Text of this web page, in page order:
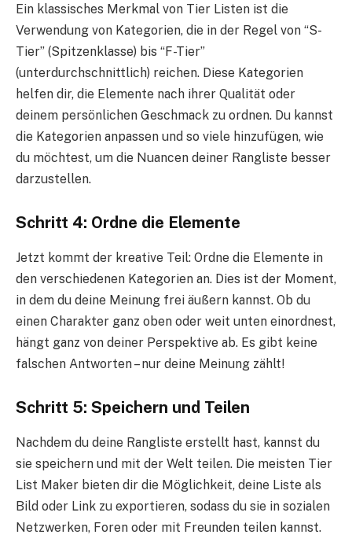
Ein klassisches Merkmal von Tier Listen ist die
Verwendung von Kategorien, die in der Regel von “S-
Tier” (Spitzenklasse) bis “F-Tier”
(unterdurchschnittlich) reichen. Diese Kategorien
helfen dir, die Elemente nach ihrer Qualität oder
deinem persönlichen Geschmack zu ordnen. Du kannst
die Kategorien anpassen und so viele hinzufügen, wie
du möchtest, um die Nuancen deiner Rangliste besser
darzustellen.
Schritt 4: Ordne die Elemente
Jetzt kommt der kreative Teil: Ordne die Elemente in
den verschiedenen Kategorien an. Dies ist der Moment,
in dem du deine Meinung frei äußern kannst. Ob du
einen Charakter ganz oben oder weit unten einordnest,
hängt ganz von deiner Perspektive ab. Es gibt keine
falschen Antworten – nur deine Meinung zählt!
Schritt 5: Speichern und Teilen
Nachdem du deine Rangliste erstellt hast, kannst du
sie speichern und mit der Welt teilen. Die meisten Tier
List Maker bieten dir die Möglichkeit, deine Liste als
Bild oder Link zu exportieren, sodass du sie in sozialen
Netzwerken, Foren oder mit Freunden teilen kannst.